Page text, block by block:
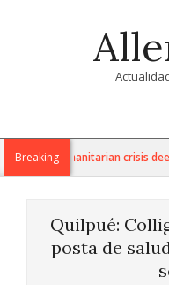
Navigation
MenuBreaking
as humanitarian crisis
Quilpué:
posta de